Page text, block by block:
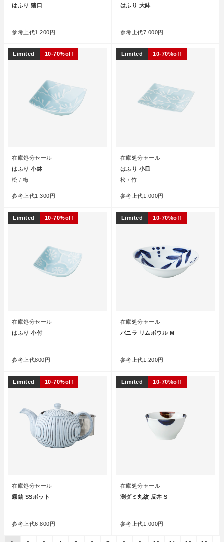
はふり 猪口
参考上代1,200円
はふり 大鉢
参考上代7,000円
在庫処分セール
はふり 小鉢
松 / 梅
参考上代1,300円
Limited 10-70%off
在庫処分セール
はふり 小皿
松 / 竹
参考上代1,000円
Limited 10-70%off
在庫処分セール
はふり 小付
参考上代800円
Limited 10-70%off
在庫処分セール
バニラ リムボウル M
参考上代1,200円
Limited 10-70%off
在庫処分セール
霧鎬 SSポット
参考上代6,800円
Limited 10-70%off
在庫処分セール
渕ダミ丸紋 反丼 S
参考上代1,000円
Limited 10-70%off